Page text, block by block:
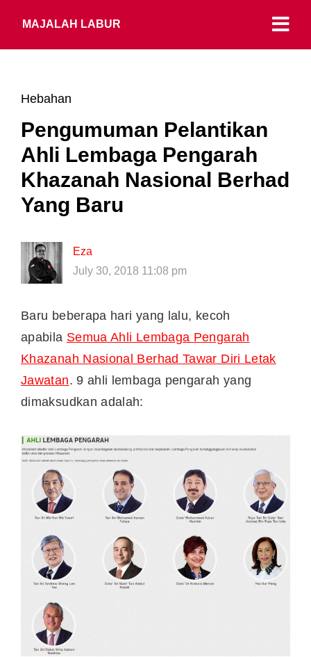
MAJALAH LABUR
Hebahan
Pengumuman Pelantikan
Ahli Lembaga Pengarah
Khazanah Nasional Berhad
Yang Baru
Eza
July 30, 2018 11:08 pm
Baru beberapa hari yang lalu, kecoh
apabila Semua Ahli Lembaga Pengarah
Khazanah Nasional Berhad Tawar Diri Letak
Jawatan. 9 ahli lembaga pengarah yang
dimaksudkan adalah: